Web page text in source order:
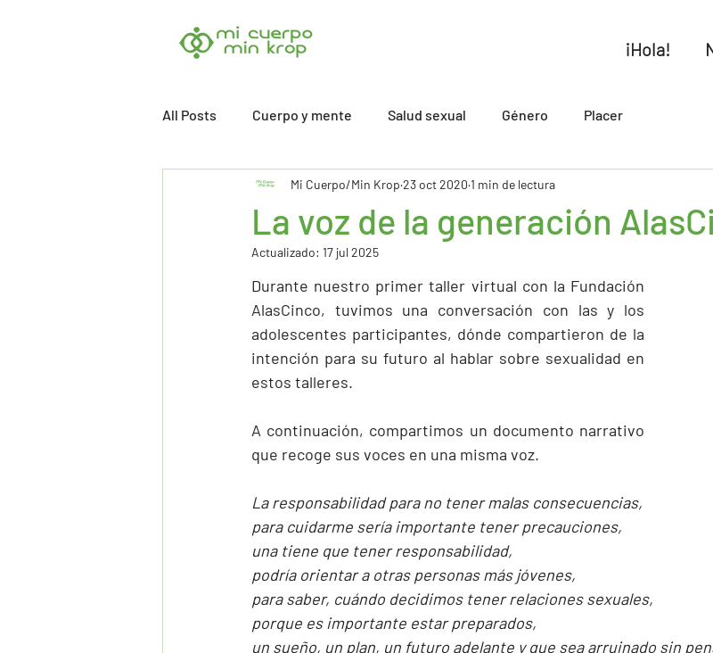
¡Hola!
All Posts Cuerpo y mente Salud sexual Género Placer
La voz de la generación
Mi Cuerpo/Min Krop 23 oct 2020 1 min de lectura
Actualizado: 17 jul 2025
Durante nuestro primer taller virtual con la Fundación
AlasCinco, tuvimos una conversación con las y los
adolescentes participantes, dónde compartieron de la
intención para su futuro al hablar sobre sexualidad en
estos talleres.
A continuación, compartimos un documento narrativo
que recoge sus voces en una misma voz.
La responsabilidad para no tener malas consecuencias,
para cuidarme sería importante tener precauciones,
una tiene que tener responsabilidad,
podría orientar a otras personas más jóvenes,
para saber, cuándo decidimos tener relaciones sexuales,
porque es importante estar preparados,
un sueño, un plan, un futuro adelante y que sea arruinado sin